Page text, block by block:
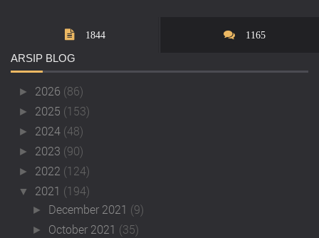
1844 1165
ARSIP BLOG
► 2026 (86)
► 2025 (153)
► 2024 (48)
► 2023 (90)
► 2022 (124)
▼ 2021 (194)
► December 2021 (9)
► October 2021 (35)